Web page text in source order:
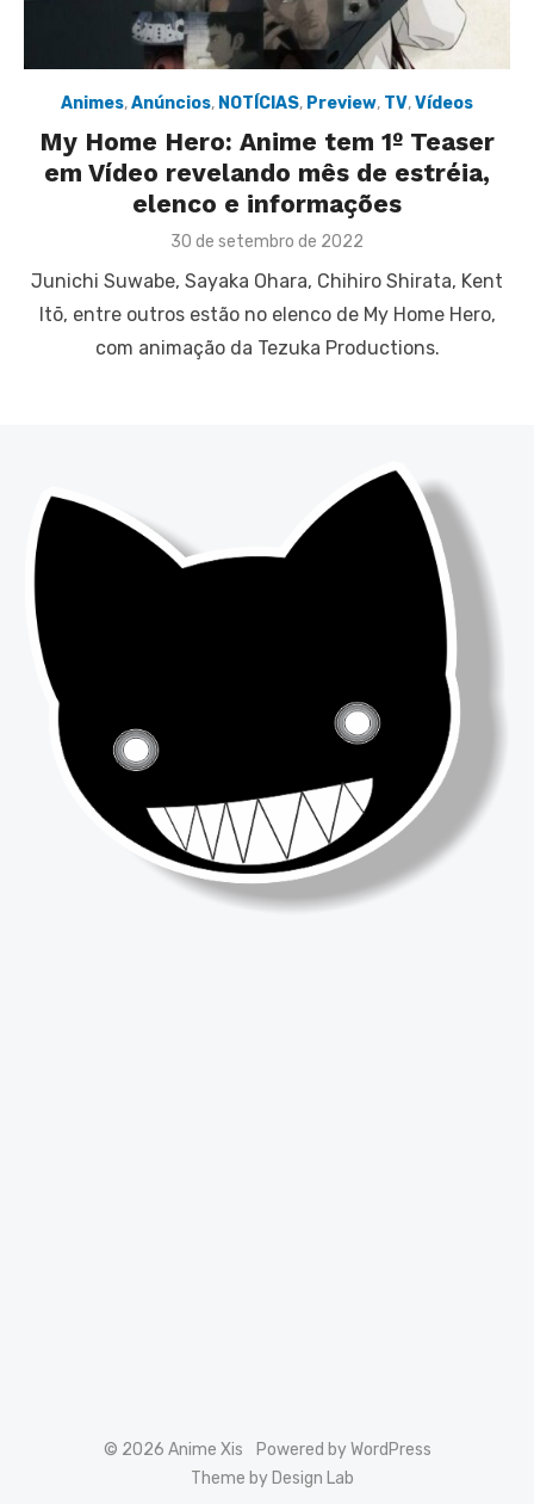
Animes,Anúncios, NOTÍCIAS, Preview, TV,Vídeos
My Home Hero: Anime tem 1º Teaser
em Vídeo revelando mês de estréia,
elenco e informações
Posted
30 de setembro de 2022
Junichi Suwabe, Sayaka Ohara, Chihiro Shirata, Kent
Itō, entre outros estão no elenco de My Home Hero,
com animação da Tezuka Productions.
© 2026 Anime Xis
Powered by WordPress
Theme by Design Lab